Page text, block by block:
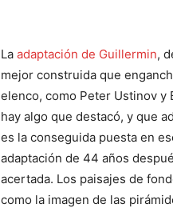
La adaptación de Guillermin,
mejor construida que
elenco, como Peter Ustinov y
hay algo que destacó, y que
es la conseguida puesta en
adaptación de 44 años
acertada. Los paisajes de
como la imagen de las